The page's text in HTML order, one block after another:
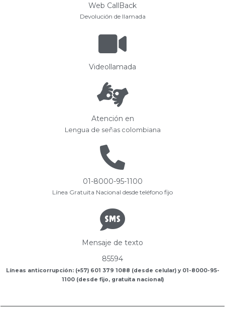
Web CallBack
Devolución de llamada
Videollamada
Atención en
Lengua de señas colombiana
01-8000-95-1100
Línea Gratuita Nacional desde teléfono fijo
Mensaje de texto
85594
Líneas anticorrupción: (+57) 601 379 1088 (desde celular) y 01-8000-95-
1100 (desde fijo, gratuita nacional)